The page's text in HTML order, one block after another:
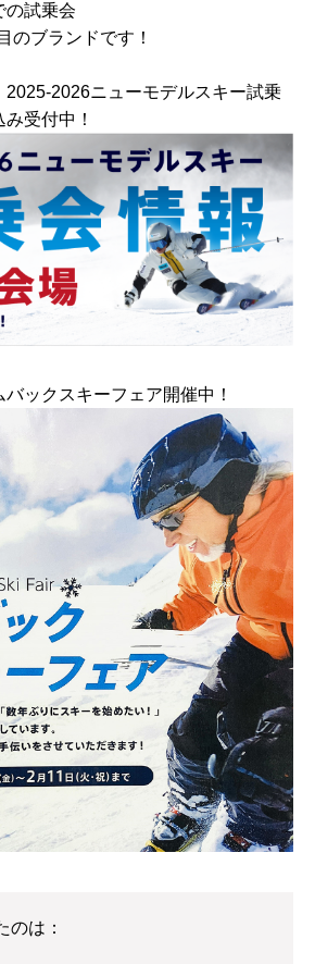
の試乗会
ブランドです！
2026ニューモデルスキー試乗
受付中！
ックスキーフェア開催中！
のは：